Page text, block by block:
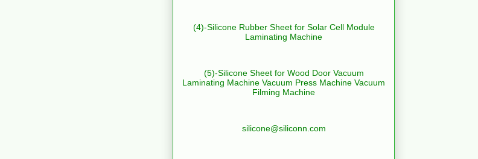
(4)-Silicone Rubber Sheet for Solar Cell Module
Laminating Machine
(5)-Silicone Sheet for Wood Door Vacuum
Laminating Machine Vacuum Press Machine Vacuum
Filming Machine
silicone@siliconn.com